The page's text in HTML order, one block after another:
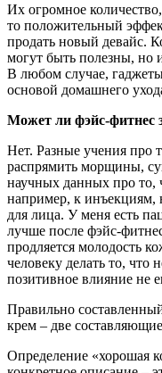
Их огромное
то положительный
продать новый девайс.
могут быть полезны, но
В любом случае,
основой домашнего
Может ли фэйс-фитнес
Нет. Разные учения про
распрямить морщины,
научных данных про то,
например, к инъекциям,
для лица. У меня есть
лучше после фэйс-
продляется молодость
человеку делать то, что
позитивное влияние не
Правильно
крем – две
Определение «хорошая